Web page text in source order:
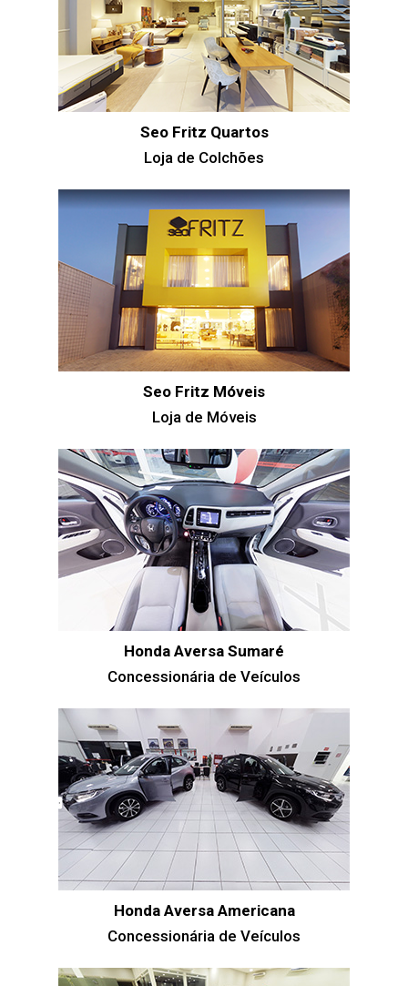
Seo Fritz Quartos
Loja de Colchões
Seo Fritz Móveis
Loja de Móveis
Honda Aversa Sumaré
Concessionária de Veículos
Honda Aversa Americana
Concessionária de Veículos